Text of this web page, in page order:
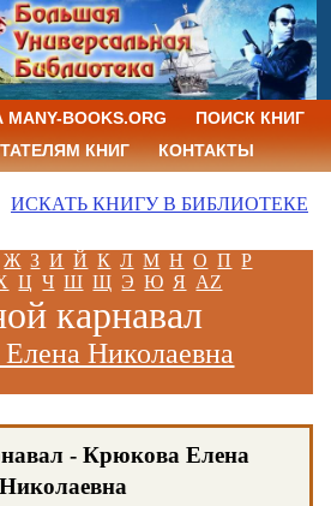
BOOKS.ORG
ПОИСК КНИГ
КНИГ
КОНТАКТЫ
ИСКАТЬ КНИГУ В БИБЛИОТЕКЕ
Ж З И Й К Л М Н О П Р
Ц Ч Ш Щ Э Ю Я AZ
карнавал
Николаевна
- Крюкова Елена
Николаевна